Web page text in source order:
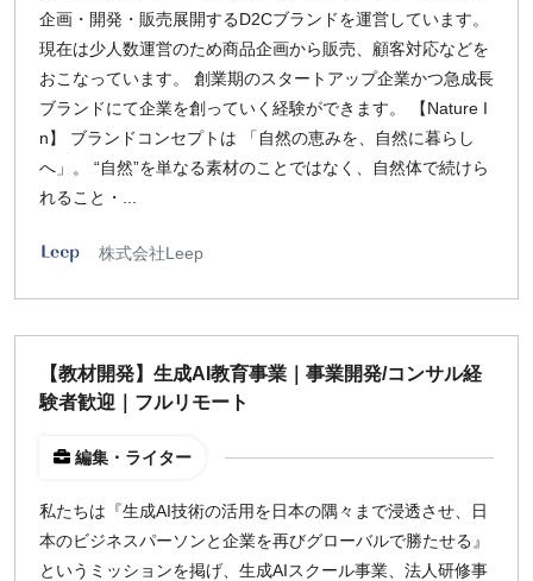
新規事業
スタートアップ
土日週末OK
稼働時間
週5日
週3日
地域
大阪
京都
福岡
企画・開発・販売展開するD2Cブランドを運営しています。
現在は少人数運営のため商品企画から販売、顧客対応などを
おこなっています。 創業期のスタートアップ企業かつ急成長
ブランドにて企業を創っていく経験ができます。 【Nature I
n】 ブランドコンセプトは 「自然の恵みを、自然に暮らし
へ」。 “自然”を単なる素材のことではなく、自然体で続けら
れること・...
株式会社Leep
【教材開発】生成AI教育事業｜事業開発/コンサル経
験者歓迎｜フルリモート
編集・ライター
私たちは『生成AI技術の活用を日本の隅々まで浸透させ、日
本のビジネスパーソンと企業を再びグローバルで勝たせる』
というミッションを掲げ、生成AIスクール事業、法人研修事